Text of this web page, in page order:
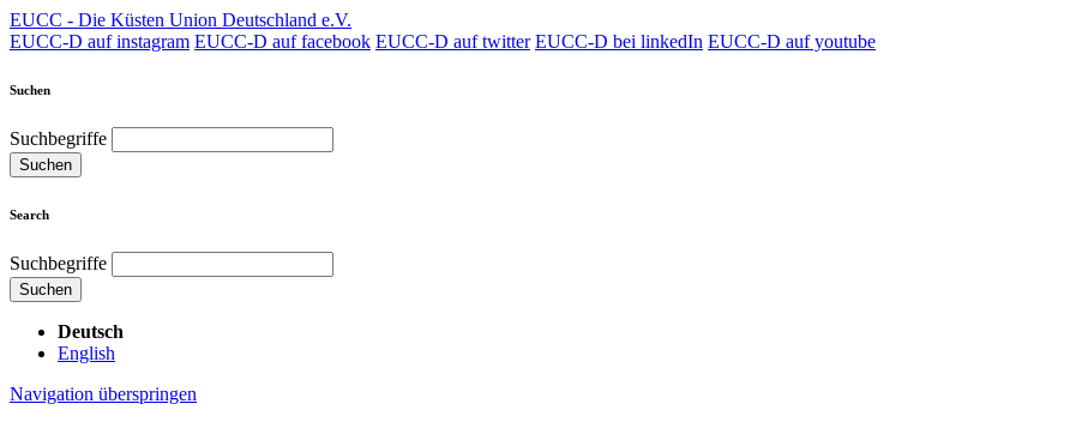
EUCC - Die Küsten Union Deutschland e.V.
EUCC-D auf instagram EUCC-D auf facebook EUCC-D auf twitter EUCC-D bei linkedIn EUCC-D auf youtube
Suchen
Suchbegriffe
Suchen
Search
Suchbegriffe
Suchen
Deutsch
English
Navigation überspringen